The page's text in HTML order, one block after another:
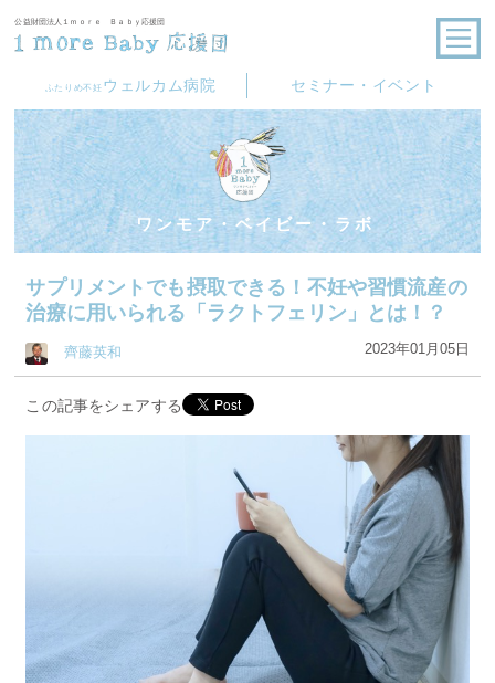
公益財団法人１ｍｏｒｅ Ｂａｂｙ応援団
ふたりめ不妊 ウェルカム病院 セミナー・イベント
ワンモア・ベイビー・ラボ
サプリメントでも摂取できる！不妊や習慣流産の
治療に用いられる「ラクトフェリン」とは！？
齊藤英和 2023年01月05日
この記事をシェアする